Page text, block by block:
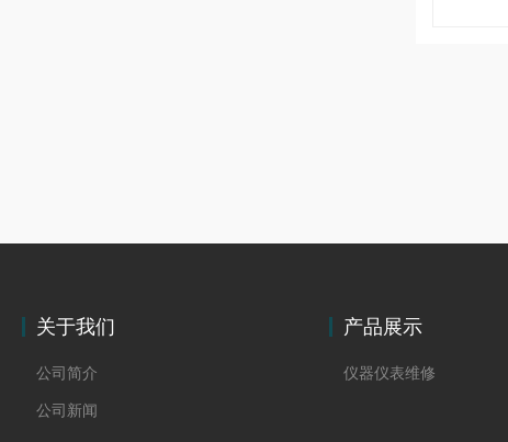
关于我们
公司简介
公司新闻
产品展示
仪器仪表维修